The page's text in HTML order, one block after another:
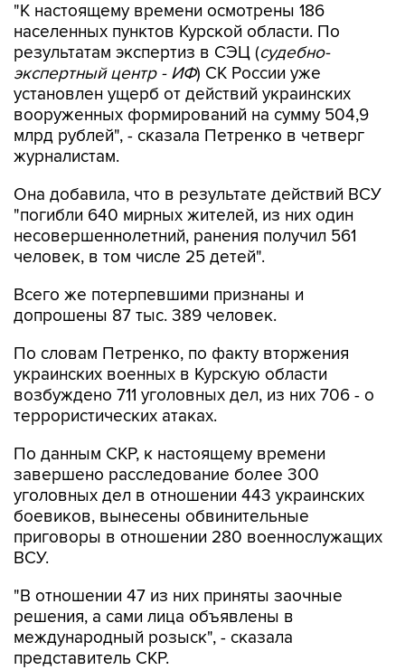
"К настоящему времени осмотрены 186
населенных пунктов Курской области. По
результатам экспертиз в СЭЦ (судебно-
экспертный центр - ИФ) СК России уже
установлен ущерб от действий украинских
вооруженных формирований на сумму 504,9
млрд рублей", - сказала Петренко в четверг
журналистам.
Она добавила, что в результате действий ВСУ
"погибли 640 мирных жителей, из них один
несовершеннолетний, ранения получил 561
человек, в том числе 25 детей".
Всего же потерпевшими признаны и
допрошены 87 тыс. 389 человек.
По словам Петренко, по факту вторжения
украинских военных в Курскую области
возбуждено 711 уголовных дел, из них 706 - о
террористических атаках.
По данным СКР, к настоящему времени
завершено расследование более 300
уголовных дел в отношении 443 украинских
боевиков, вынесены обвинительные
приговоры в отношении 280 военнослужащих
ВСУ.
"В отношении 47 из них приняты заочные
решения, а сами лица объявлены в
международный розыск", - сказала
представитель СКР.